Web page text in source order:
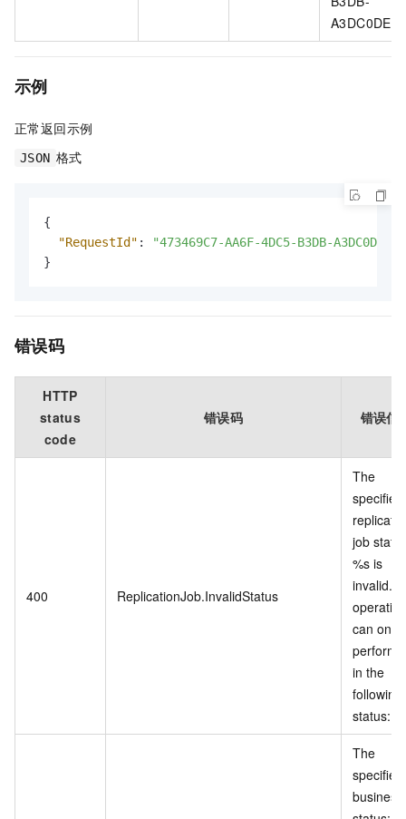
示例
正常返回示例
JSON 格式
{
"RequestId" :
"473469C7-AA6F-4DC5-B3DB-
}
错误码
HTTP
status
code
错误码 错误信
400 ReplicationJob.InvalidStatus
The
specified
job
%s is
invalid.
operation
can only
in the
following
status:
The
specified
business